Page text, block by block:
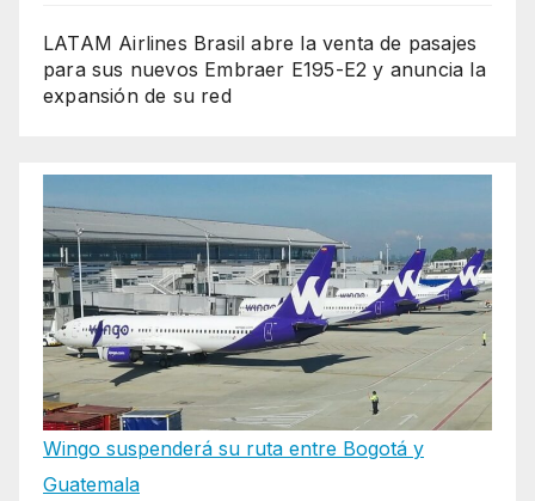
LATAM Airlines Brasil abre la venta de pasajes
para sus nuevos Embraer E195-E2 y anuncia la
expansión de su red
Wingo suspenderá su ruta entre Bogotá y
Guatemala